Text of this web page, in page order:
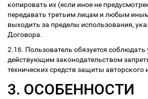
копировать их (если иное не
передавать третьим лицам и любым
выходить за пределы использования,
Договора.
2.16. Пользователь обязуется
действующим законодательством
технических средств защиты
3. ОСОБЕННОСТИ